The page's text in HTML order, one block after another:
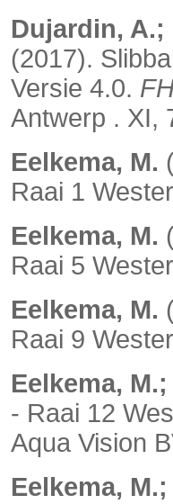
Dujardin, A.;
(2017).
Versie 4.0.
Antwerp . XI,
Eelkema, M.
Raai 1
Eelkema, M.
Raai 5
Eelkema, M.
Raai 9
Eelkema,
- Raai 12
Aqua Vision
Eelkema,